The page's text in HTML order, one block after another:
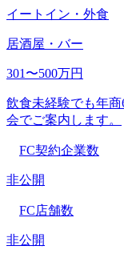
イートイン・外食
居酒屋・バー
301〜500万円
飲食未経験でも年
会でご案内します。
FC契約企業数
非公開
FC店舗数
非公開